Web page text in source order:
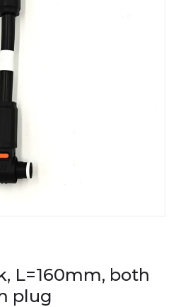
L=160mm, both
plug